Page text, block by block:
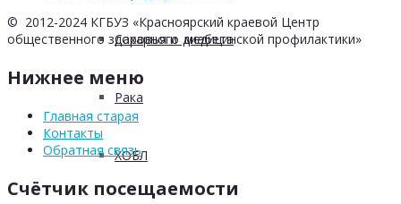
Сахарного диабета
Рака
ХОБЛ
© 2012-2024 КГБУЗ «Красноярский краевой Центр
общественного здоровья и медицинской профилактики»
Нижнее меню
Главная старая
Контакты
Обратная связь
Счётчик посещаемости